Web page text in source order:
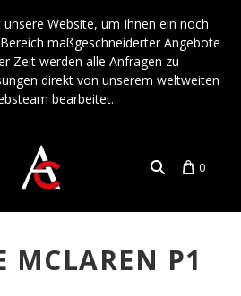
Website, um Ihnen ein noch
maßgeschneiderter Angebote
Zeit werden alle Anfragen zu
direkt von unserem weltweiten
bearbeitet.
0
MCLAREN P1